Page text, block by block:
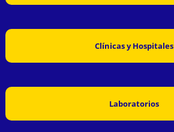
Clínicas y Hospitales
Laboratorios